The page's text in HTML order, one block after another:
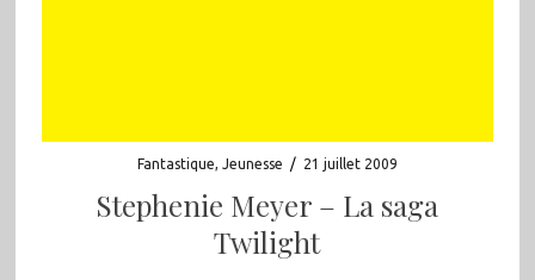
Fantastique Jeunesse / 21 juillet 2009
Stephenie Meyer – La saga
Twilight